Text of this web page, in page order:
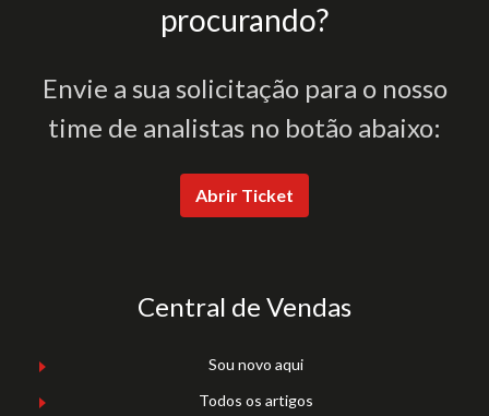
procurando?
Envie a sua solicitação para o nosso
time de analistas no botão abaixo:
Abrir Ticket
Central de Vendas
Sou novo aqui
Todos os artigos